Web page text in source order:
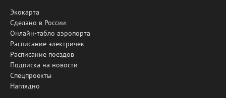
Экокарта
Сделано в России
Онлайн-табло аэропорта
Расписание электричек
Расписание поездов
Подписка на новости
Спецпроекты
Наглядно